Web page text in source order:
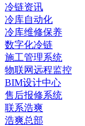
冷链资讯
冷库自动化
冷库维修保养
数字化冷链
施工管理系统
物联网远程监控
BIM设计中心
售后报修系统
联系浩爽
浩爽总部